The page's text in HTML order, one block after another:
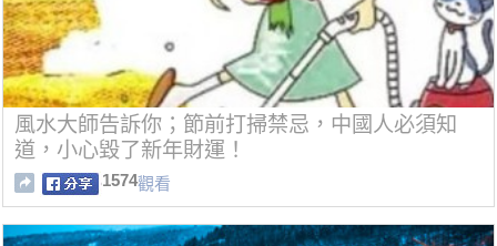
風水大師告訴你；節前打掃禁忌，中國人必須知
道，小心毀了新年財運！
1574觀看